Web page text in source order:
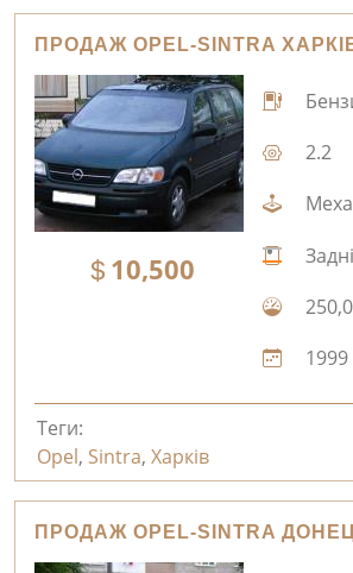
ПРОДАЖ OPEL-SINTRA
10,500
2.2
1999
Теги:
Opel, Sintra, Харків
ПРОДАЖ OPEL-SINTRA